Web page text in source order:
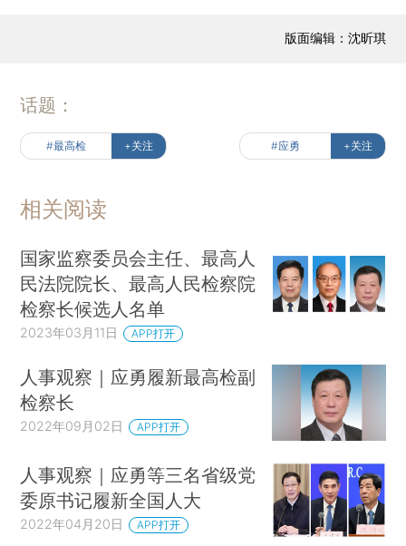
版面编辑：沈昕琪
话题：
#最高检 +关注 #应勇 +关注
相关阅读
国家监察委员会主任、最高人
民法院院长、最高人民检察院
检察长候选人名单
2023年03月11日 APP打开
人事观察｜应勇履新最高检副
检察长
2022年09月02日 APP打开
人事观察｜应勇等三名省级党
委原书记履新全国人大
2022年04月20日 APP打开